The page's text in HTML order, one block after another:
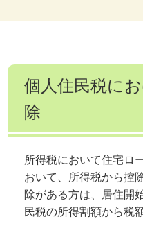
個人住民税に
除
所得税において住宅ロ
おいて、所得税から控
除がある方は、居住開
民税の所得割額から税